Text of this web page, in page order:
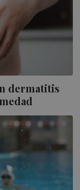
dermatitis